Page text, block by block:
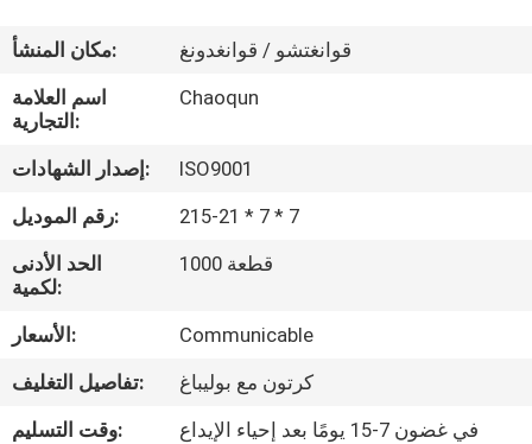
معلومات
عنا
جولة
في
المعمل
مراقبة
الجودة
مكان المنشأ:
قوانغتشو / قوانغدونغ
اسم العلامة
التجارية:
Chaoqun
إصدار الشهادات:
ISO9001
رقم الموديل:
215-21 * 7 * 7
الحد الأدنى
لكمية:
1000 قطعة
الأسعار:
Communicable
تفاصيل التغليف:
كرتون مع بوليباغ
وقت التسليم:
في غضون 7-15 يومًا بعد إحياء الإيداع